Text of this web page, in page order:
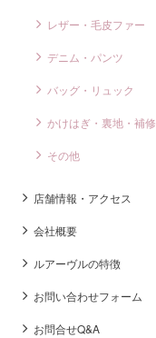
レザー・毛皮ファー
デニム・パンツ
バッグ・リュック
かけはぎ・裏地・補修
その他
店舗情報・アクセス
会社概要
ルアーヴルの特徴
お問い合わせフォーム
お問合せQ&A